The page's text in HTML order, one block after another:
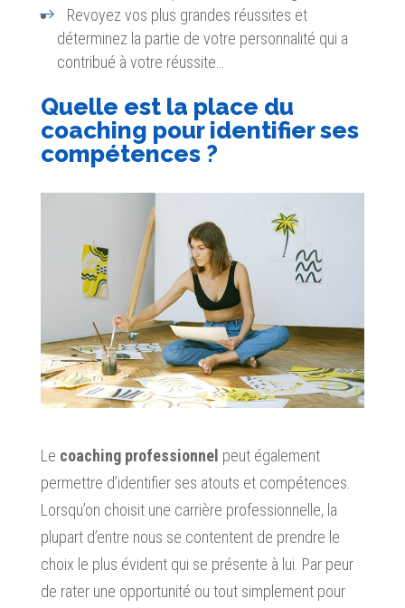
Revoyez vos plus grandes réussites et
déterminez la partie de votre personnalité qui a
contribué à votre réussite…
Quelle est la place du
coaching pour identifier ses
compétences ?
Le coaching professionnel peut également
permettre d’identifier ses atouts et compétences.
Lorsqu’on choisit une carrière professionnelle, la
plupart d’entre nous se contentent de prendre le
choix le plus évident qui se présente à lui. Par peur
de rater une opportunité ou tout simplement pour